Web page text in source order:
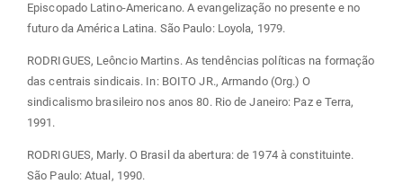
Episcopado Latino-Americano. A evangelização no presente e no
futuro da América Latina. São Paulo: Loyola, 1979.
RODRIGUES, Leôncio Martins. As tendências políticas na formação
das centrais sindicais. In: BOITO JR., Armando (Org.) O
sindicalismo brasileiro nos anos 80. Rio de Janeiro: Paz e Terra,
1991.
RODRIGUES, Marly. O Brasil da abertura: de 1974 à constituinte.
São Paulo: Atual, 1990.